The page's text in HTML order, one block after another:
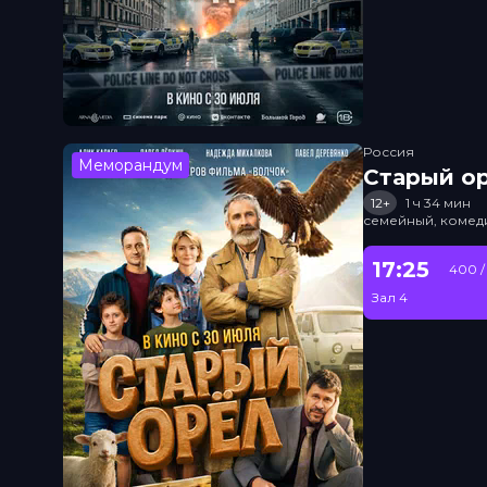
Меморандум
Россия
Старый
12+
1 ч 34 мин
семейный,
17:25
Зал 4
400 /